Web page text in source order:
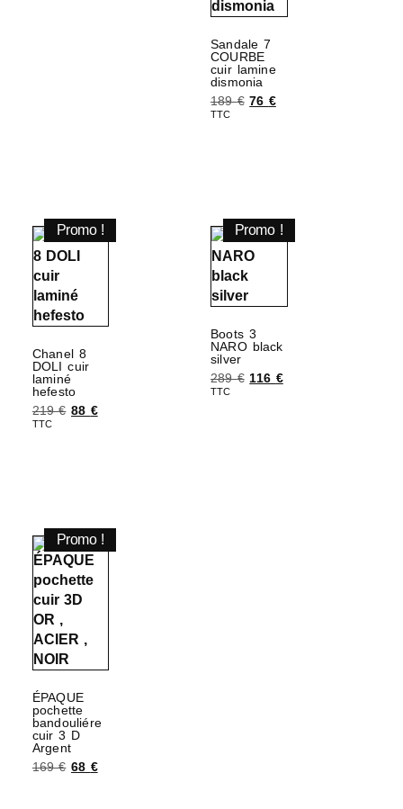
Sandale 7
COURBE
cuir lamine
dismonia
189€ 76 €
TTC
Promo !
Chanel 8
DOLI cuir
laminé
hefesto
219€ 88 €
TTC
Promo !
Boots 3
NARO black
silver
289€ 116 €
TTC
Promo !
ÉPAQUE
pochette
bandouliére
cuir 3 D
Argent
169€ 68 €